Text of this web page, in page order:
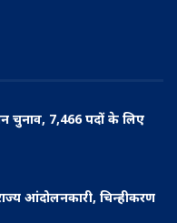
चुनाव, 7,466 पदों के लिए
आंदोलनकारी, चिन्हीकरण